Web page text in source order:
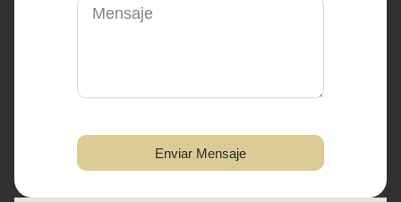
Enviar Mensaje